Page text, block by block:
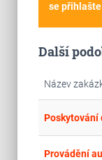
se přihlašte.
Další
Název
Poskytování